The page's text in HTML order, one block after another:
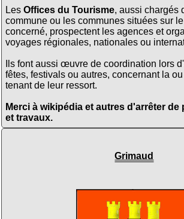
Les Offices du Tourisme, aussi chargés
commune ou les communes situées sur
concerné, prospectent les agences et
voyages régionales, nationales ou
Ils font aussi œuvre de coordination lors
fêtes, festivals ou autres, concernant la
tenant de leur ressort.
Merci à wikipédia et autres d'arrêter
et travaux.
Grimaud